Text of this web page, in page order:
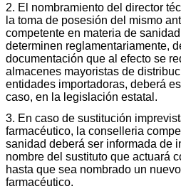
2. El nombramiento del director
la toma de posesión del mismo
competente en materia de
determinen reglamentariamente,
documentación que al efecto se
almacenes mayoristas de
entidades importadoras, deberá
caso, en la legislación estatal.
3. En caso de sustitución
farmacéutico, la conselleria
sanidad deberá ser informada de
nombre del sustituto que actuará
hasta que sea nombrado un
farmacéutico.